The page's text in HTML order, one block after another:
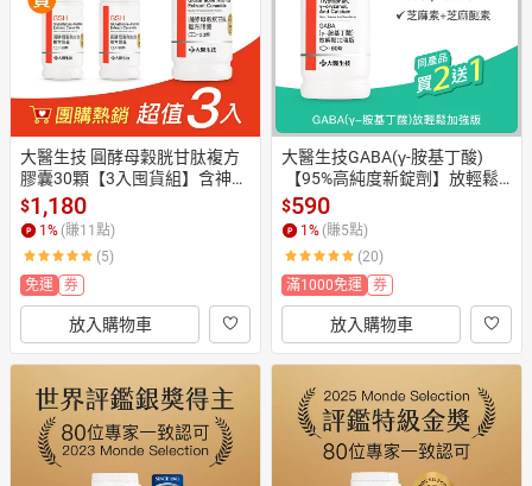
日本購物 電子/紙本書
大醫生技 圓酵母穀胱甘肽複方
膠囊30顆【3入囤貨組】含神經
醯胺(賽洛美)
$1,180
1 % (賺11 點)
(5)
免運
券
放入購物車
大醫生技GABA(γ-胺基丁酸)
【95%高純度新錠劑】放輕鬆
加強版60錠【買2送1】幫助入
睡
$590
1 % (賺5點)
(20)
滿1000免運
券
放入購物車